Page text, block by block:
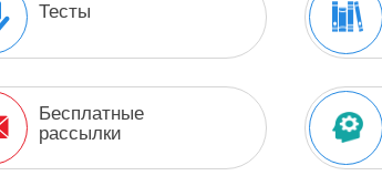
Тесты
Бесплатные
рассылки